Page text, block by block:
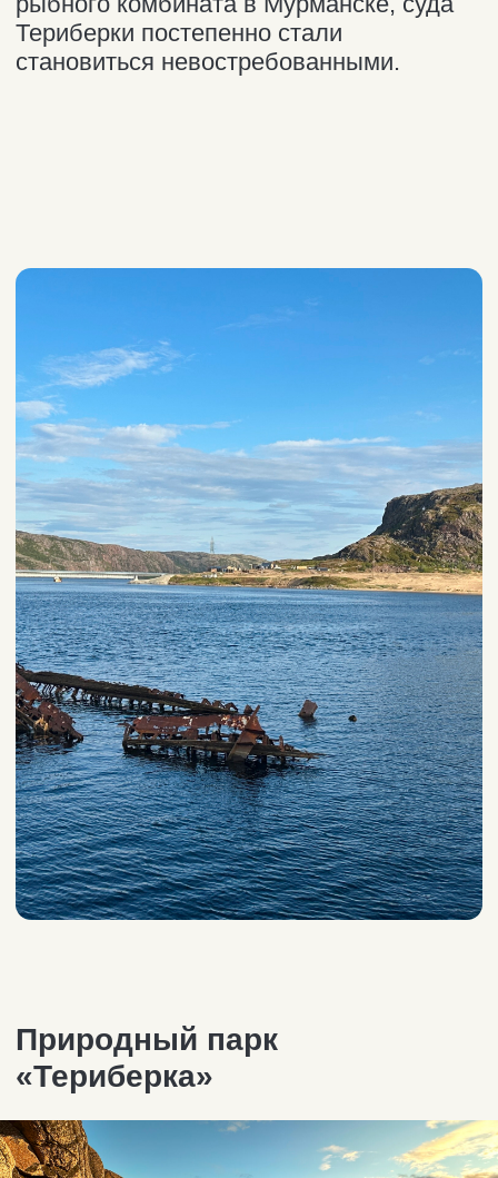
Telegram-канал команды Around the
North: свежий контент, новости,
анонсы поездок и… ваши новые
поводы поехать на Кольский!
Я С ВАМИ!
Часто задаваемые
вопросы
+7 921 044 52 15
aroundthenorth@yandex.ru
Telegram